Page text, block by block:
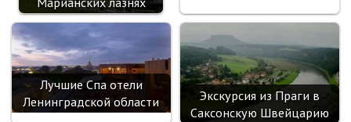
Лучшие Спа отели
Ленинградской области
Экскурсия из Праги в
Саксонскую Швейцарию